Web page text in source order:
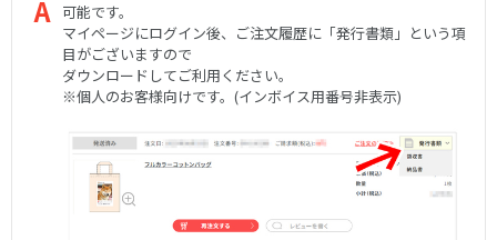
可能です。
マイページにログイン後、ご注文履歴に「発行書類」という項
目がございますので
ダウンロードしてご利用ください。
※個人のお客様向けです。(インボイス用番号非表示)